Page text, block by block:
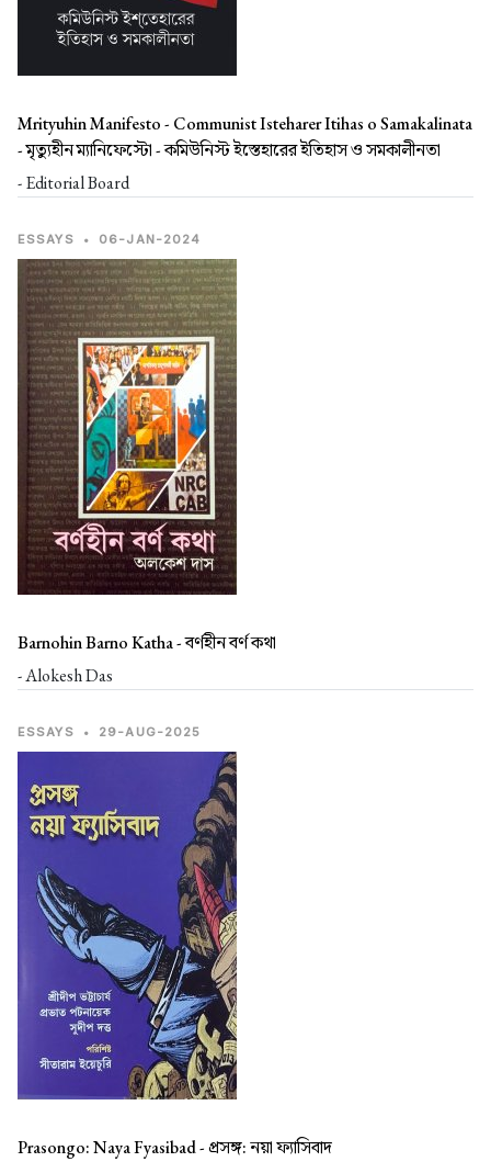
Mrityuhin Manifesto - Communist Isteharer Itihas o Samakalinata
-মৃত্যুহীন ম্যানিফেস্টো - কমিউনিস্ট ইস্তেহারের ইতিহাস ও সমকালীনতা
- Editorial Board
ESSAYS • 06-JAN-2024
Barnohin Barno Katha -বর্ণহীন বর্ণ কথা
- Alokesh Das
ESSAYS • 29-AUG-2025
Prasongo: Naya Fyasibad -প্রসঙ্গ: নয়া ফ্যাসিবাদ